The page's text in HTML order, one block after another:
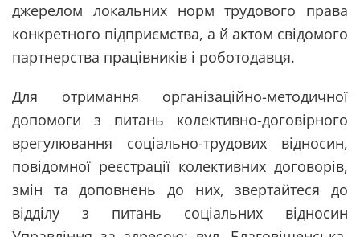
джерелом локальних норм трудового права
конкретного підприємства, а й актом свідомого
партнерства працівників і роботодавця.
Для отримання організаційно-методичної
допомоги з питань колективно-договірного
врегулювання соціально-трудових відносин,
повідомної реєстрації колективних договорів,
змін та доповнень до них, звертайтеся до
відділу з питань соціальних відносин